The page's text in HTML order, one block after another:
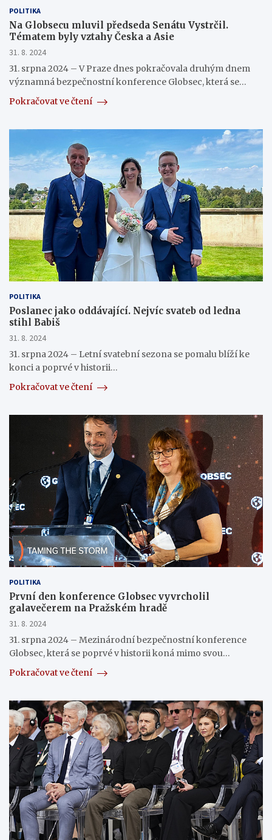
POLITIKA
Na Globsecu mluvil předseda Senátu Vystrčil.
Tématem byly vztahy Česka a Asie
31. 8. 2024
31. srpna 2024 – V Praze dnes pokračovala druhým dnem
významná bezpečnostní konference Globsec, která se…
Pokračovat ve čtení
POLITIKA
Poslanec jako oddávající. Nejvíc svateb od ledna
stihl Babiš
31. 8. 2024
31. srpna 2024 – Letní svatební sezona se pomalu blíží ke
konci a poprvé v historii…
Pokračovat ve čtení
POLITIKA
První den konference Globsec vyvrcholil
galavečerem na Pražském hradě
31. 8. 2024
31. srpna 2024 – Mezinárodní bezpečnostní konference
Globsec, která se poprvé v historii koná mimo svou…
Pokračovat ve čtení